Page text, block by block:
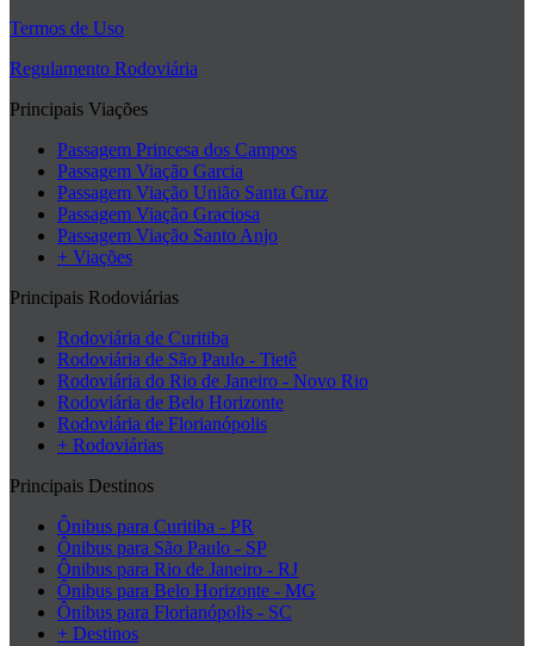
Termos de Uso
Regulamento Rodoviária
Principais Viações
Passagem Princesa dos Campos
Passagem Viação Garcia
Passagem Viação União Santa Cruz
Passagem Viação Graciosa
Passagem Viação Santo Anjo
+ Viações
Principais Rodoviárias
Rodoviária de Curitiba
Rodoviária de São Paulo - Tietê
Rodoviária do Rio de Janeiro - Novo Rio
Rodoviária de Belo Horizonte
Rodoviária de Florianópolis
+ Rodoviárias
Principais Destinos
Ônibus para Curitiba - PR
Ônibus para São Paulo - SP
Ônibus para Rio de Janeiro - RJ
Ônibus para Belo Horizonte - MG
Ônibus para Florianópolis - SC
+ Destinos